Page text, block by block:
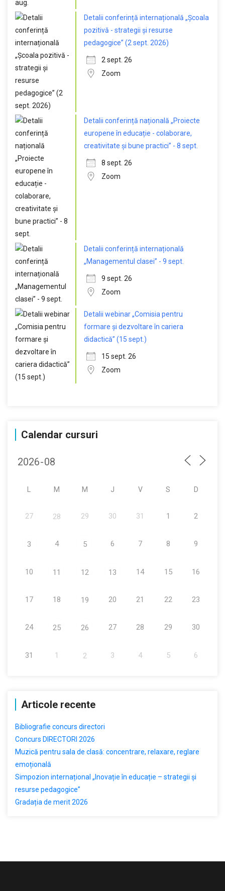
Detalii conferință internațională „Școala
pozitivă - strategii și resurse
pedagogice” (2 sept. 2026)
2 sept. 26
Zoom
Detalii conferință națională „Proiecte
europene în educație - colaborare,
creativitate și bune practici” - 8 sept.
8 sept. 26
Zoom
Detalii conferință internațională
„Managementul clasei” - 9 sept.
9 sept. 26
Zoom
Detalii webinar „Comisia pentru
formare și dezvoltare în cariera
didactică” (15 sept.)
15 sept. 26
Zoom
Calendar cursuri
M M J V S D
27 28 29 30 31 1 2
3 4 5 6 7 8 9
10 11 12 13 14 15 16
17 18 19 20 21 22 23
24 25 26 27 28 29 30
31 1 2 3 4 5 6
Articole recente
Bibliografie concurs directori
Concurs DIRECTORI 2026
Muzică pentru sala de clasă: concentrare, relaxare, reglare
emoțională
Simpozion internațional „Inovație în educație – strategii și
resurse pedagogice”
Gradația de merit 2026